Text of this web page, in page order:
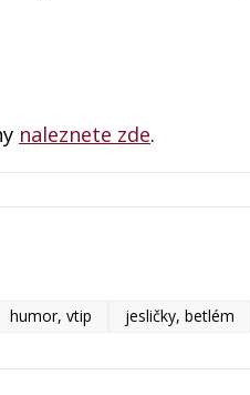
naleznete zde.
humor, vtip jesličky, betlém